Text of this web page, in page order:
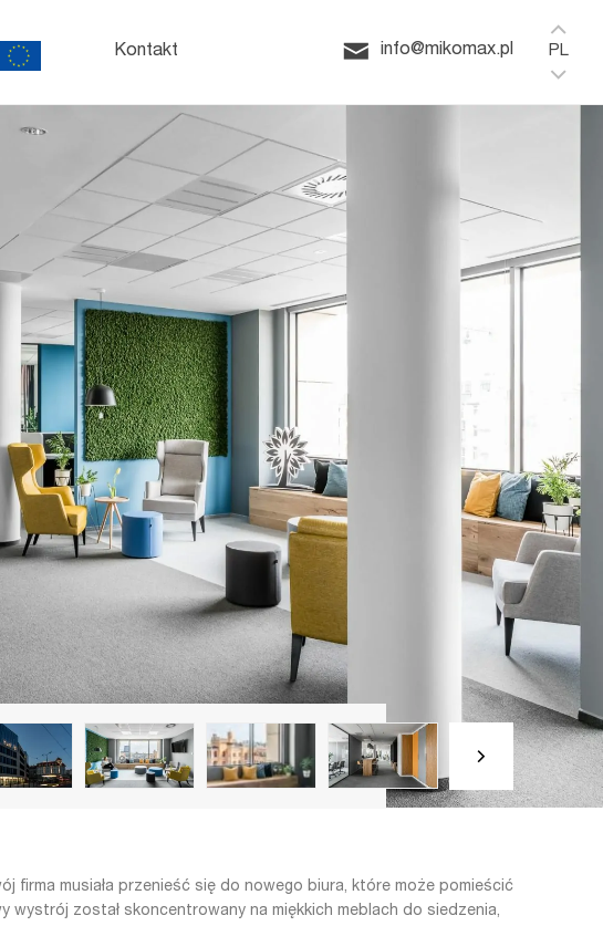
Kontakt info@mikomax.pl PL
office
HushSpace
firma musiała przenieść się do nowego biura, które może pomieścić
wystrój został skoncentrowany na miękkich meblach do siedzenia,